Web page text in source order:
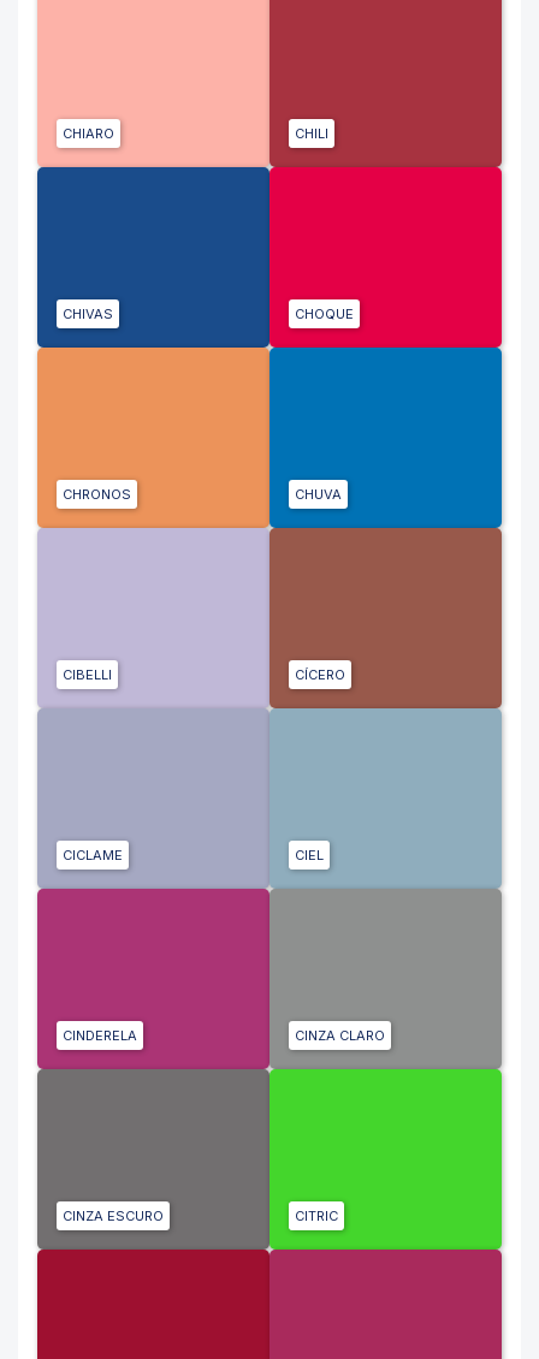
CHIARO CHILI
CHIVAS CHOQUE
CHRONOS CHUVA
CIBELLI CÍCERO
CICLAME CIEL
CINDERELA CINZA CLARO
CINZA ESCURO CITRIC